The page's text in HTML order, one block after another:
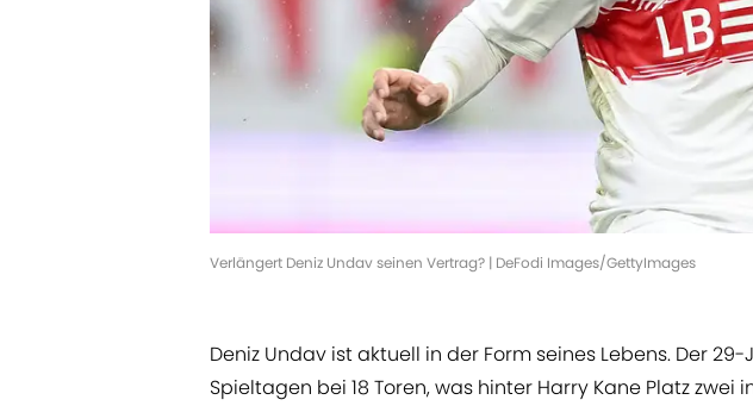
Verlängert Deniz Undav seinen Vertrag? | DeFodi Images/GettyImages
Deniz Undav ist aktuell in der Form seines Lebens. Der
Spieltagen bei 18 Toren, was hinter Harry Kane Platz zwei